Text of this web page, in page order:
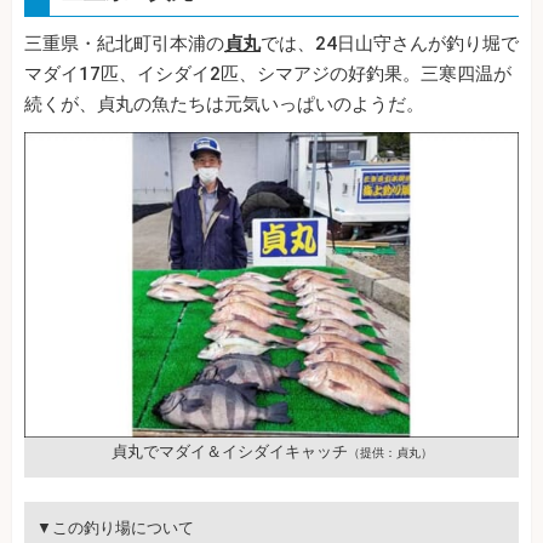
三重県・紀北町引本浦の貞丸では、24日山守さんが釣り堀で
マダイ17匹、イシダイ2匹、シマアジの好釣果。三寒四温が
続くが、貞丸の魚たちは元気いっぱいのようだ。
貞丸でマダイ＆イシダイキャッチ （提供：貞丸）
▼この釣り場について